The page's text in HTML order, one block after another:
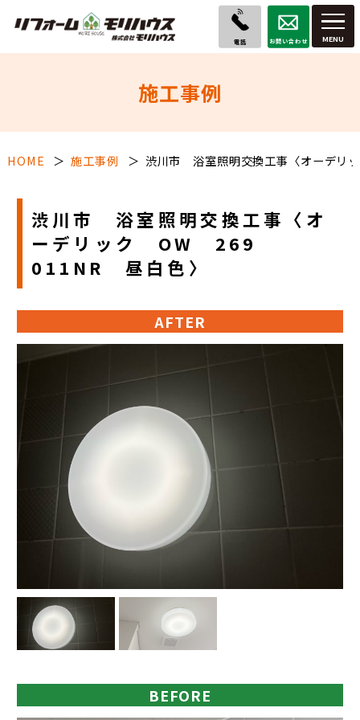
電話 お問い合わせ
施工事例
HOME 施工事例 渋川市 浴室照明交換工事〈オーデ
渋川市 浴室照明交換工事〈オ
ーデリック OW 269
011NR 昼白色〉
AFTER
BEFORE